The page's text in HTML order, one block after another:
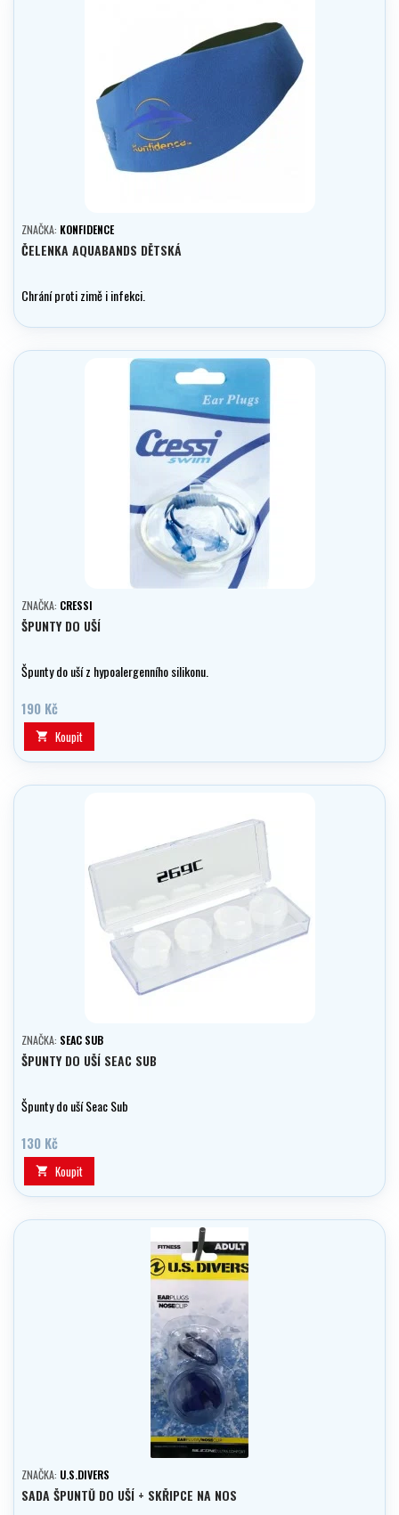
ZNAČKA: KONFIDENCE
ČELENKA AQUABANDS DĚTSKÁ
Chrání proti zimě i infekci.
ZNAČKA: CRESSI
ŠPUNTY DO UŠÍ
Špunty do uší z hypoalergenního silikonu.
190 Kč
 Koupit
ZNAČKA: SEAC SUB
ŠPUNTY DO UŠÍ SEAC SUB
Špunty do uší Seac Sub
130 Kč
 Koupit
ZNAČKA: U.S.DIVERS
SADA ŠPUNTŮ DO UŠÍ + SKŘIPCE NA NOS